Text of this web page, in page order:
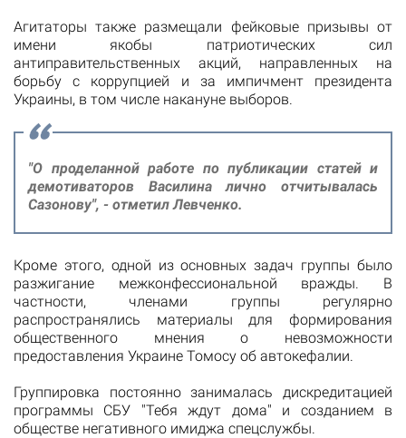
Агитаторы также размещали фейковые призывы от
имени якобы патриотических сил
антиправительственных акций, направленных на
борьбу с коррупцией и за импичмент президента
Украины, в том числе накануне выборов.
"О проделанной работе по публикации статей и
демотиваторов Василина лично отчитывалась
Сазонову", - отметил Левченко.
Кроме этого, одной из основных задач группы было
разжигание межконфессиональной вражды. В
частности, членами группы регулярно
распространялись материалы для формирования
общественного мнения о невозможности
предоставления Украине Томосу об автокефалии.
Группировка постоянно занималась дискредитацией
программы СБУ "Тебя ждут дома" и созданием в
обществе негативного имиджа спецслужбы.